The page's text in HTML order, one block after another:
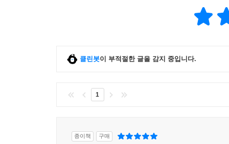
클린봇이 부적절한 글을 감지 중입니다.
1
종이책 구매